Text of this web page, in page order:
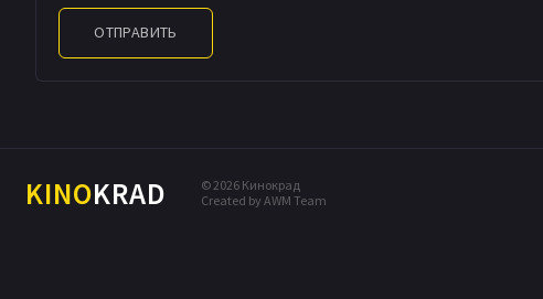
ОТПРАВИТЬ
KINOKRAD
© 2026 Кинокрад
Created by AWM Team